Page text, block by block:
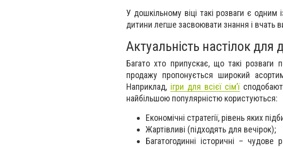
У дошкільному віці такі розваги є
дитини легше засвоювати знання і вчать
Актуальність настілок для
Багато хто припускає, що такі
продажу пропонується широкий
Наприклад, ігри для всієї сім’ї
найбільшою популярністю користуються:
Економічні стратегії, рівень яких
Жартівливі (підходять для вечірок);
Багатогодинні історичні –